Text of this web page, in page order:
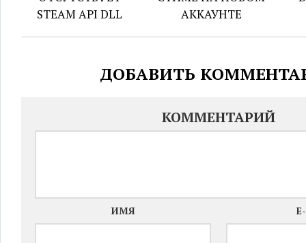
STEAM API DLL
АККАУНТЕ
ДОБАВИТЬ
КОММЕНТАРИЙ
ИМЯ